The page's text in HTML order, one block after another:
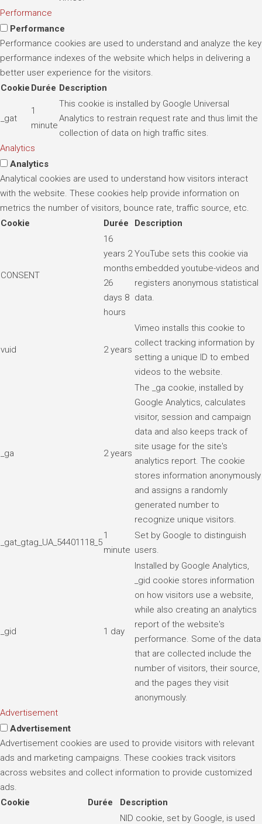
Performance
Performance
Performance cookies are used to understand and analyze the key
performance indexes of the website which helps in delivering a
better user experience for the visitors.
Cookie Durée Description
_gat
1
minute
This cookie is installed by Google Universal
Analytics to restrain request rate and thus limit the
collection of data on high traffic sites.
Analytics
Analytics
Analytical cookies are used to understand how visitors interact
with the website. These cookies help provide information on
metrics the number of visitors, bounce rate, traffic source, etc.
Cookie
Durée Description
CONSENT
16
years 2
months
26
days 8
hours
YouTube sets this cookie via
embedded youtube-videos and
registers anonymous statistical
data.
vuid 2 years
Vimeo installs this cookie to
collect tracking information by
setting a unique ID to embed
videos to the website.
_ga 2 years
The _ga cookie, installed by
Google Analytics, calculates
visitor, session and campaign
data and also keeps track of
site usage for the site's
analytics report. The cookie
stores information anonymously
and assigns a randomly
generated number to
recognize unique visitors.
_gat_gtag_UA_54401118_5
1
minute
Set by Google to distinguish
users.
_gid 1 day
Installed by Google Analytics,
_gid cookie stores information
on how visitors use a website,
while also creating an analytics
report of the website's
performance. Some of the data
that are collected include the
number of visitors, their source,
and the pages they visit
anonymously.
Advertisement
Advertisement
Advertisement cookies are used to provide visitors with relevant
ads and marketing campaigns. These cookies track visitors
across websites and collect information to provide customized
ads.
Cookie
Durée Description
NID cookie, set by Google, is used